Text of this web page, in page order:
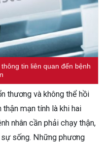
tin liên quan đến bệnh
thương và không thể hồi
mạn tính là khi hai
nhân cần phải chạy thận,
sống. Những phương